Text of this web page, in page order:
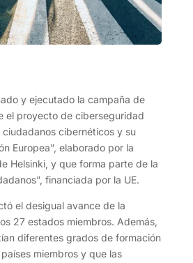
y ejecutado la campaña de
el proyecto de ciberseguridad
ciudadanos cibernéticos y su
Europea”, elaborado por la
Helsinki, y que forma parte de la
financiada por la UE.
el desigual avance de la
27 estados miembros. Además,
diferentes grados de formación
miembros y que las